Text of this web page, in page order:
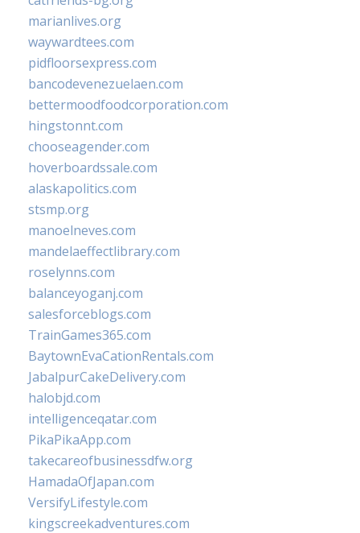
marianlives.org
waywardtees.com
pidfloorsexpress.com
bancodevenezuelaen.com
bettermoodfoodcorporation.com
hingstonnt.com
chooseagender.com
hoverboardssale.com
alaskapolitics.com
stsmp.org
manoelneves.com
mandelaeffectlibrary.com
roselynns.com
balanceyoganj.com
salesforceblogs.com
TrainGames365.com
BaytownEvaCationRentals.com
JabalpurCakeDelivery.com
halobjd.com
intelligenceqatar.com
PikaPikaApp.com
takecareofbusinessdfw.org
HamadaOfJapan.com
VersifyLifestyle.com
kingscreekadventures.com